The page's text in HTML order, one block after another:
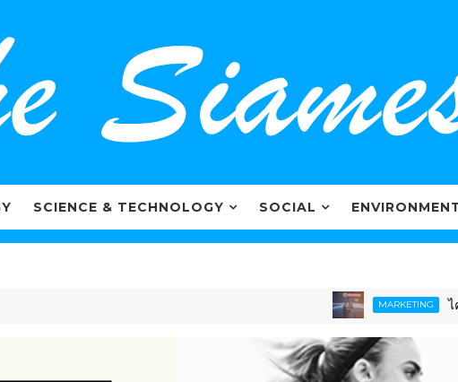
SCIENCE & TECHNOLOGY SOCIAL
MARKETING ไครโอวิว